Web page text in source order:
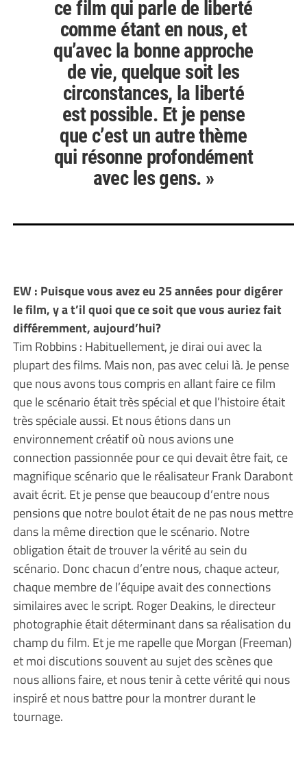
ce film qui parle de liberté
comme étant en nous, et
qu’avec la bonne approche
de vie, quelque soit les
circonstances, la liberté
est possible. Et je pense
que c’est un autre thème
qui résonne profondément
avec les gens. »
EW : Puisque vous avez eu 25 années pour digérer
le film, y a t’il quoi que ce soit que vous auriez fait
différemment, aujourd’hui?
Tim Robbins : Habituellement, je dirai oui avec la
plupart des films. Mais non, pas avec celui là. Je pense
que nous avons tous compris en allant faire ce film
que le scénario était très spécial et que l’histoire était
très spéciale aussi. Et nous étions dans un
environnement créatif où nous avions une
connection passionnée pour ce qui devait être fait, ce
magnifique scénario que le réalisateur Frank Darabont
avait écrit. Et je pense que beaucoup d’entre nous
pensions que notre boulot était de ne pas nous mettre
dans la même direction que le scénario. Notre
obligation était de trouver la vérité au sein du
scénario. Donc chacun d’entre nous, chaque acteur,
chaque membre de l’équipe avait des connections
similaires avec le script. Roger Deakins, le directeur
photographie était déterminant dans sa réalisation du
champ du film. Et je me rapelle que Morgan (Freeman)
et moi discutions souvent au sujet des scènes que
nous allions faire, et nous tenir à cette vérité qui nous
inspiré et nous battre pour la montrer durant le
tournage.